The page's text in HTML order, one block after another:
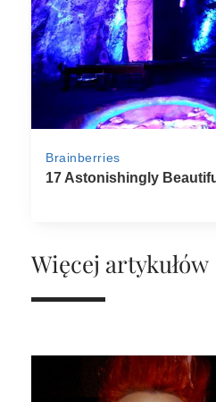
Więcej artykułów